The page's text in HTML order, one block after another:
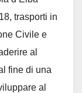
trasporti in
Civile e
al
fine di una
al